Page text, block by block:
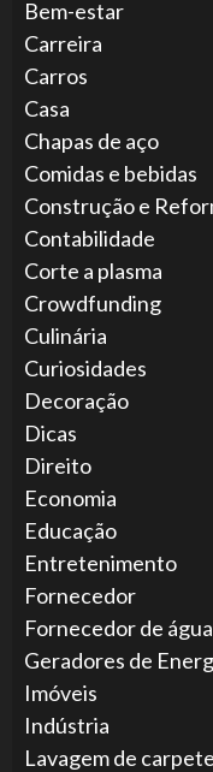
Bem-estar
Carreira
Carros
Casa
Chapas de aço
Comidas e bebidas
Construção e
Contabilidade
Corte a plasma
Crowdfunding
Culinária
Curiosidades
Decoração
Dicas
Direito
Economia
Educação
Entretenimento
Fornecedor
Fornecedor de
Geradores de
Imóveis
Indústria
Lavagem de carpete